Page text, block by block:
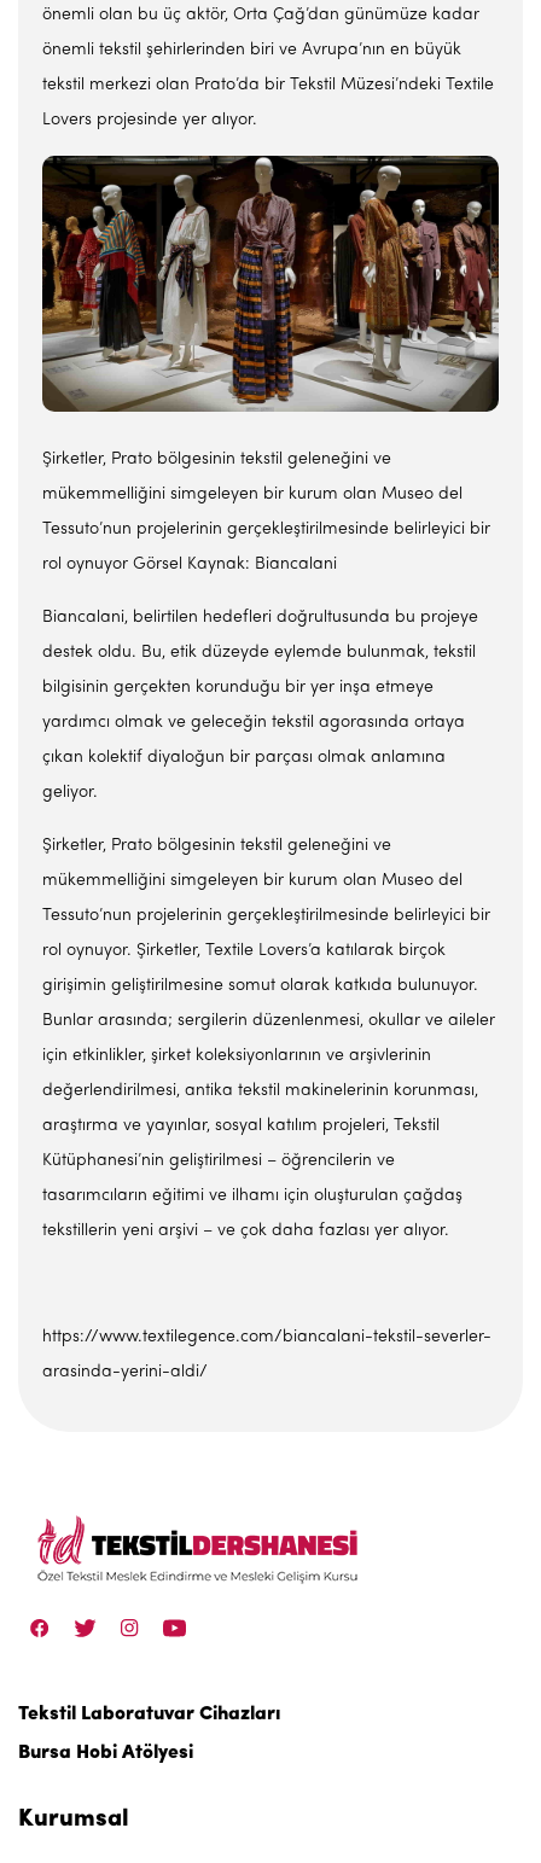
önemli olan bu üç aktör, Orta Çağ’dan günümüze kadar
önemli tekstil şehirlerinden biri ve Avrupa’nın en büyük
tekstil merkezi olan Prato’da bir Tekstil Müzesi’ndeki Textile
Lovers projesinde yer alıyor.
Şirketler, Prato bölgesinin tekstil geleneğini ve
mükemmelliğini simgeleyen bir kurum olan Museo del
Tessuto’nun projelerinin gerçekleştirilmesinde belirleyici bir
rol oynuyor Görsel Kaynak: Biancalani
Biancalani, belirtilen hedefleri doğrultusunda bu projeye
destek oldu. Bu, etik düzeyde eylemde bulunmak, tekstil
bilgisinin gerçekten korunduğu bir yer inşa etmeye
yardımcı olmak ve geleceğin tekstil agorasında ortaya
çıkan kolektif diyaloğun bir parçası olmak anlamına
geliyor.
Şirketler, Prato bölgesinin tekstil geleneğini ve
mükemmelliğini simgeleyen bir kurum olan Museo del
Tessuto’nun projelerinin gerçekleştirilmesinde belirleyici bir
rol oynuyor. Şirketler, Textile Lovers’a katılarak birçok
girişimin geliştirilmesine somut olarak katkıda bulunuyor.
Bunlar arasında; sergilerin düzenlenmesi, okullar ve aileler
için etkinlikler, şirket koleksiyonlarının ve arşivlerinin
değerlendirilmesi, antika tekstil makinelerinin korunması,
araştırma ve yayınlar, sosyal katılım projeleri, Tekstil
Kütüphanesi’nin geliştirilmesi – öğrencilerin ve
tasarımcıların eğitimi ve ilhamı için oluşturulan çağdaş
tekstillerin yeni arşivi – ve çok daha fazlası yer alıyor.
https://www.textilegence.com/biancalani-tekstil-severler-
arasinda-yerini-aldi/
Tekstil Laboratuvar Cihazları
Bursa Hobi Atölyesi
Kurumsal